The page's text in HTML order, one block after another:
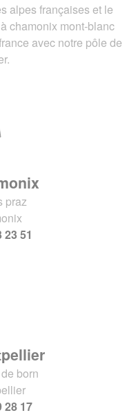
alpes françaises et le
chamonix mont-blanc
avec notre pôle de
praz
23 51
born
28 17